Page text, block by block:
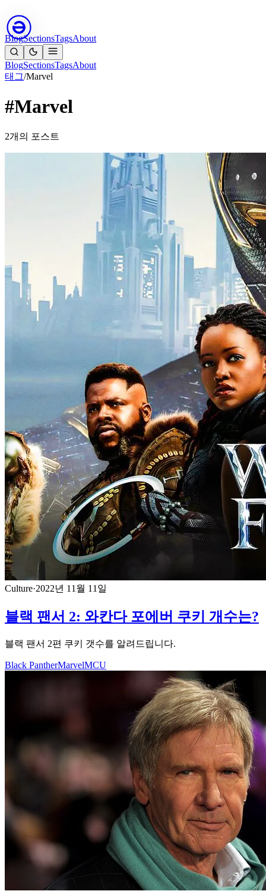
BlogSectionsTagsAbout
BlogSectionsTagsAbout
태그/Marvel
#Marvel
2개의 포스트
Culture·2022년 11월 11일
블랙 팬서 2: 와칸다 포에버 쿠키 개수는?
블랙 팬서 2편 쿠키 갯수를 알려드립니다.
Black PantherMarvelMCU